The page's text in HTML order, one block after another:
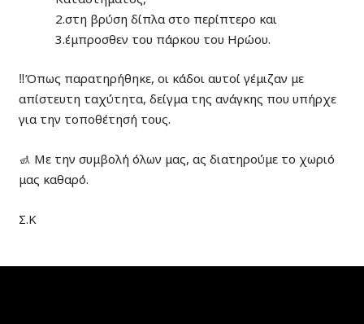
2.στη βρύση δίπλα στο περίπτερο και
3.έμπροσθεν του πάρκου του Ηρώου.
‼️Όπως παρατηρήθηκε, οι κάδοι αυτοί γέμιζαν με
απίστευτη ταχύτητα, δείγμα της ανάγκης που υπήρχε
για την τοποθέτησή τους.
🚮 Με την συμβολή όλων μας, ας διατηρούμε το χωριό
μας καθαρό.
Σ.Κ